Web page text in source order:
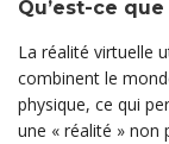
Qu’est-ce
La réalité virtuelle
combinent le
physique, ce qui
une « réalité » non